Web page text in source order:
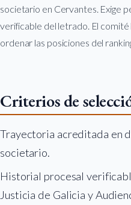
societario en Cervantes. Exige
verificable del letrado. El comité
ordenar las posiciones del
Criterios de
Trayectoria acreditada en
societario.
Historial procesal
Justicia de Galicia y